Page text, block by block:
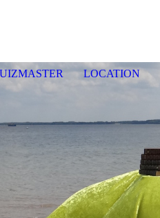
LOCATION